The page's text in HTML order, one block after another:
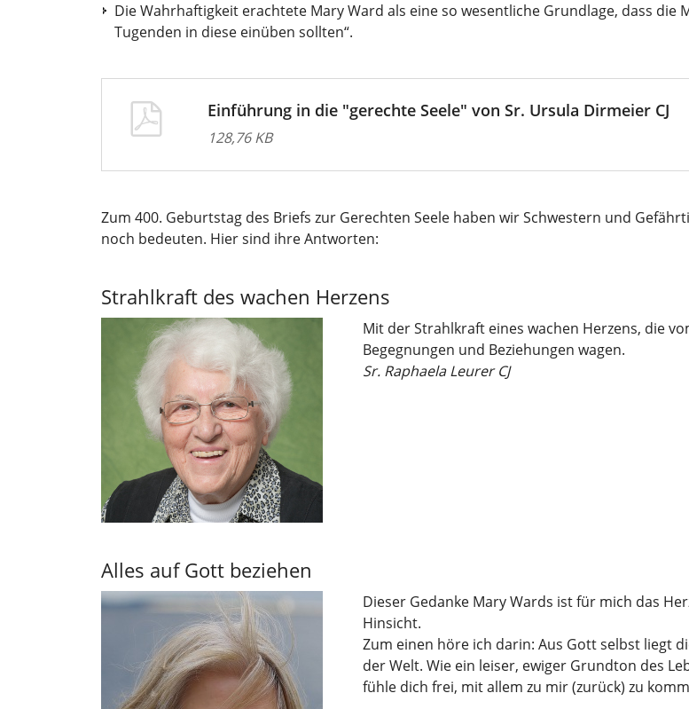
Die Wahrhaftigkeit erachtete Mary Ward als eine so wesentliche Grundlage, dass die
Tugenden in diese einüben sollten“.
Einführung in die "gerechte Seele" von Sr. Ursula Dirmeier CJ
128,76 KB
Zum 400. Geburtstag des Briefs zur Gerechten Seele haben wir Schwestern und
noch bedeuten. Hier sind ihre Antworten:
Strahlkraft des wachen Herzens
Mit der Strahlkraft eines wachen Herzens, die
Begegnungen und Beziehungen wagen.
Sr. Raphaela Leurer CJ
Alles auf Gott beziehen
Dieser Gedanke Mary Wards ist für mich das
Hinsicht.
Zum einen höre ich darin: Aus Gott selbst liegt
der Welt. Wie ein leiser, ewiger Grundton des
fühle dich frei, mit allem zu mir (zurück) zu